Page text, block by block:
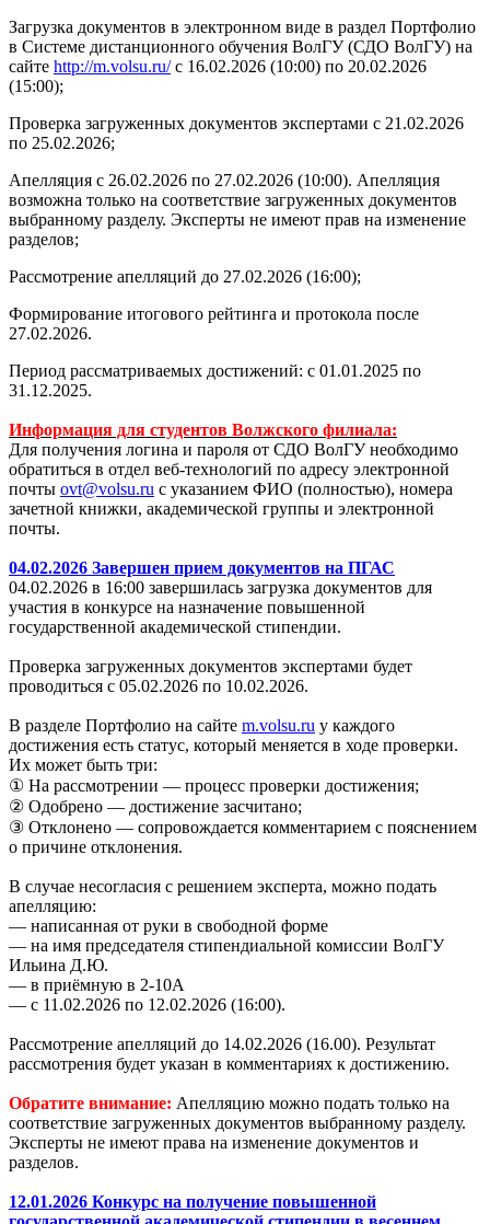
Загрузка документов в электронном виде в раздел Портфолио
в Системе дистанционного обучения ВолГУ (СДО ВолГУ) на
сайте http://m.volsu.ru/с 16.02.2026 (10:00) по 20.02.2026
(15:00);
Проверка загруженных документов экспертами с 21.02.2026
по 25.02.2026;
Апелляция с 26.02.2026 по 27.02.2026 (10:00). Апелляция
возможна только на соответствие загруженных документов
выбранному разделу. Эксперты не имеют прав на изменение
разделов;
Рассмотрение апелляций до 27.02.2026 (16:00);
Формирование итогового рейтинга и протокола после
27.02.2026.
Период рассматриваемых достижений: с 01.01.2025 по
31.12.2025.
Информация для студентов Волжского филиала:
Для получения логина и пароля от СДО ВолГУ необходимо
обратиться в отдел веб-технологий по адресу электронной
почты ovt@volsu.ru с указанием ФИО (полностью), номера
зачетной книжки, академической группы и электронной
почты.
04.02.2026 Завершен прием документов на ПГАС
04.02.2026 в 16:00 завершилась загрузка документов для
участия в конкурсе на назначение повышенной
государственной академической стипендии.
Проверка загруженных документов экспертами будет
проводиться с 05.02.2026 по 10.02.2026.
В разделе Портфолио на сайте m.volsu.ru у каждого
достижения есть статус, который меняется в ходе проверки.
Их может быть три:
① На рассмотрении — процесс проверки достижения;
② Одобрено — достижение засчитано;
③ Отклонено — сопровождается комментарием с пояснением
о причине отклонения.
В случае несогласия с решением эксперта, можно подать
апелляцию:
— написанная от руки в свободной форме
— на имя председателя стипендиальной комиссии ВолГУ
Ильина Д.Ю.
— в приёмную в 2-10А
— с 11.02.2026 по 12.02.2026 (16:00).
Рассмотрение апелляций до 14.02.2026 (16.00). Результат
рассмотрения будет указан в комментариях к достижению.
Обратите внимание: Апелляцию можно подать только на
соответствие загруженных документов выбранному разделу.
Эксперты не имеют права на изменение документов и
разделов.
12.01.2026 Конкурс на получение повышенной